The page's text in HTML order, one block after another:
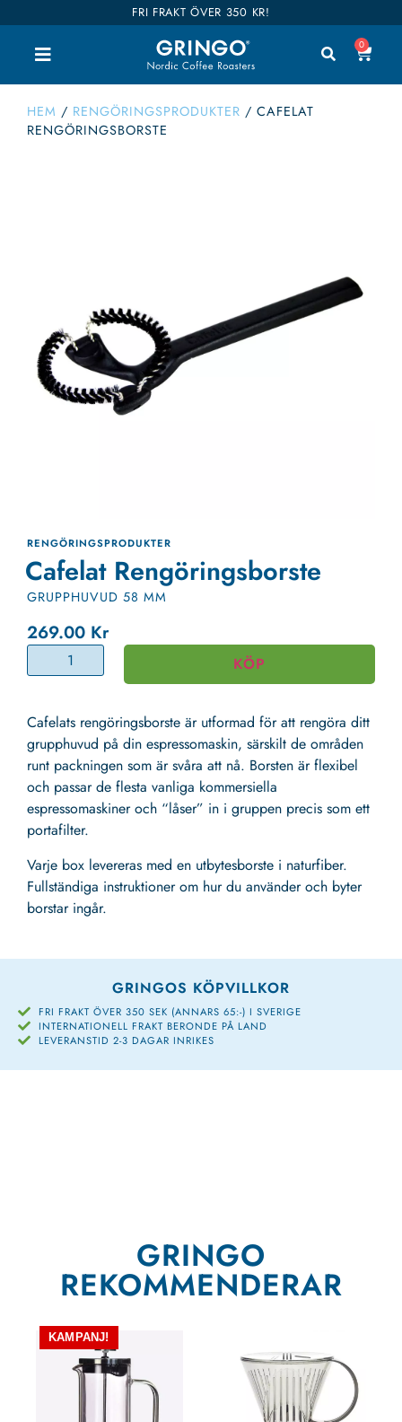
FRI FRAKT ÖVER 350 KR!
0
HEM / RENGÖRINGSPRODUKTER / CAFELAT
RENGÖRINGSBORSTE
RENGÖRINGSPRODUKTER
Cafelat Rengöringsborste
GRUPPHUVUD 58 MM
269.00 Kr
KÖP
Cafelats rengöringsborste är utformad för att rengöra ditt
grupphuvud på din espressomaskin, särskilt de områden
runt packningen som är svåra att nå. Borsten är flexibel
och passar de flesta vanliga kommersiella
espressomaskiner och “låser” in i gruppen precis som ett
portafilter.
Varje box levereras med en utbytesborste i naturfiber.
Fullständiga instruktioner om hur du använder och byter
borstar ingår.
GRINGOS KÖPVILLKOR
FRI FRAKT ÖVER 350 SEK (ANNARS 65:-) I SVERIGE
INTERNATIONELL FRAKT BERONDE PÅ LAND
LEVERANSTID 2-3 DAGAR INRIKES
GRINGO
REKOMMENDERAR
KAMPANJ!